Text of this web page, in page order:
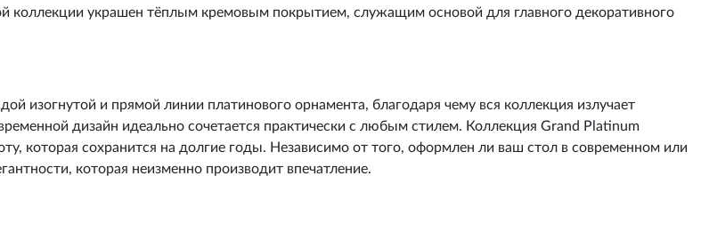
коллекции украшен тёплым кремовым покрытием, служащим основой для главного декоративного
изогнутой и прямой линии платинового орнамента, благодаря чему вся коллекция излучает
дизайн идеально сочетается практически с любым стилем. Коллекция Grand Platinum
которая сохранится на долгие годы. Независимо от того, оформлен ли ваш стол в современном или
которая неизменно производит впечатление.